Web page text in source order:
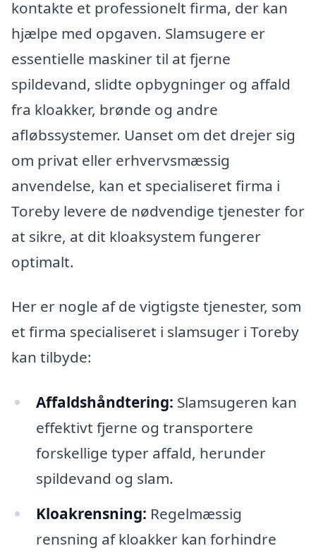
kontakte et professionelt firma, der kan
hjælpe med opgaven. Slamsugere er
essentielle maskiner til at fjerne
spildevand, slidte opbygninger og affald
fra kloakker, brønde og andre
afløbssystemer. Uanset om det drejer sig
om privat eller erhvervsmæssig
anvendelse, kan et specialiseret firma i
Toreby levere de nødvendige tjenester for
at sikre, at dit kloaksystem fungerer
optimalt.
Her er nogle af de vigtigste tjenester, som
et firma specialiseret i slamsuger i Toreby
kan tilbyde:
Affaldshåndtering: Slamsugeren kan
effektivt fjerne og transportere
forskellige typer affald, herunder
spildevand og slam.
Kloakrensning: Regelmæssig
rensning af kloakker kan forhindre